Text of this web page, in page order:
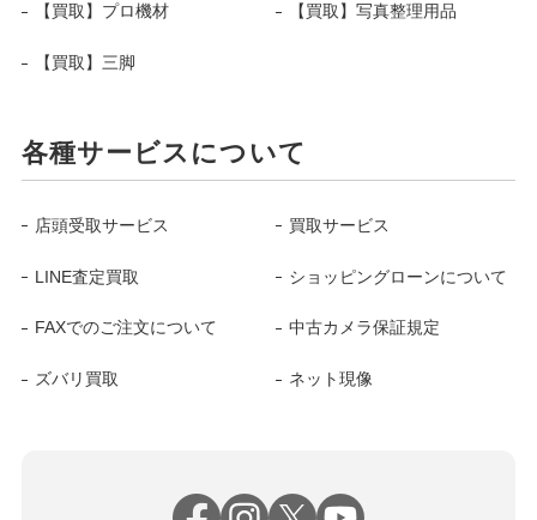
【買取】プロ機材 【買取】写真整理用品
【買取】三脚
各種サービスについて
店頭受取サービス 買取サービス
LINE査定買取 ショッピングローンについて
FAXでのご注文について 中古カメラ保証規定
ズバリ買取 ネット現像